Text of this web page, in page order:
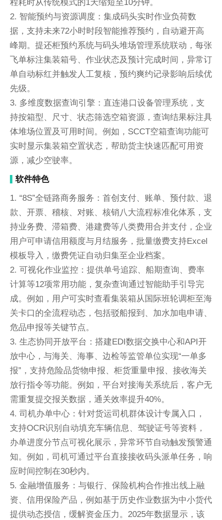
程耗时从传统模式的1天缩短至10分钟。
2. 智能预约与资源调度：集成码头实时作业负荷数
据，支持未来72小时时段智能推荐预约，自动避开高
峰期。提还柜预约系统与码头堆场管理系统联动，每张
飞单标注集装箱号、作业状态及预计完成时间，异常订
单自动标红并触发人工复核，预约爽约记录影响后续优
先级。
3. 多维度数据查询引擎：直连港口设备管理系统，支
持按箱型、尺寸、状态筛选空箱资源，查询结果标注具
体堆场位置及可用时间。例如，SCCT空箱查询功能可
实时显示集装箱空置状态，帮助货主快速匹配可用资
源，减少空驶率。
软件特色
1. “8S”全链路商务服务：首创支付、账单、预付款、退
款、开票、稽核、对账、核销八大流程标准化体系，支
持业务费、滞箱费、港建费等八类费用合并支付，企业
用户可申请信用额度与月结服务，批量缴费支持Excel
模板导入，缴费凭证自动归集至企业档案。
2. 可视化作业监控：提供单号追踪、船期查询、费率
计算等12项常用功能，复杂查询通过智能助手引导完
成。例如，用户可实时查看集装箱从国际班轮调柜至海
关卡口的全流程动态，包括驳船报到、加水加电申请、
危品申报等关键节点。
3. 生态协同开放平台：搭建EDI数据交换中心和API开
放中心，与海关、海事、边检等监管单位实现“一单多
报”，支持危险品货物申报、柜货重量申报、接收海关
放行指令等功能。例如，平台对接海关系统后，客户无
需重复提交报关数据，通关效率提升40%。
4. 司机办单中心：针对货运司机群体设计专属入口，
支持OCR识别自动填充车辆信息、驾驶证号等资料，
办单进度分节点可视化展示，异常环节自动触发预警通
知。例如，司机可通过平台直接接收码头派单任务，响
应时间控制在30秒内。
5. 金融增值服务：与银行、保险机构合作推出线上融
资、信用保险产品，例如基于历史作业数据为中小货代
提供动态授信，缓解资金压力。2025年数据显示，该